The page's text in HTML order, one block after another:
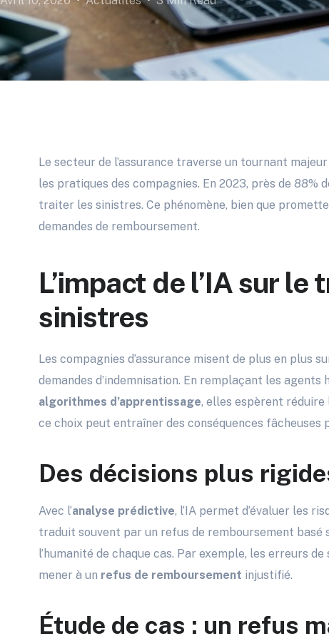
Le secteur de l’assurance traverse un tournant majeur
les pratiques des compagnies. En 2023, près de 88%
traiter les sinistres. Ce phénomène, bien que
demandes de remboursement.
L’impact de l’IA sur
sinistres
Les compagnies d’assurance misent de plus en plus
demandes d’indemnisation. En remplaçant les agents
algorithmes d’apprentissage, elles espèrent réduire
ce choix peut entraîner des conséquences fâcheuses
Des décisions plus
Avec l’analyse prédictive, l’IA permet d’évaluer les
traduit souvent par un refus de remboursement
l’humanité de chaque cas. Par exemple, les erreurs
mener à un refus de remboursement injustifié.
Étude de cas : un refus